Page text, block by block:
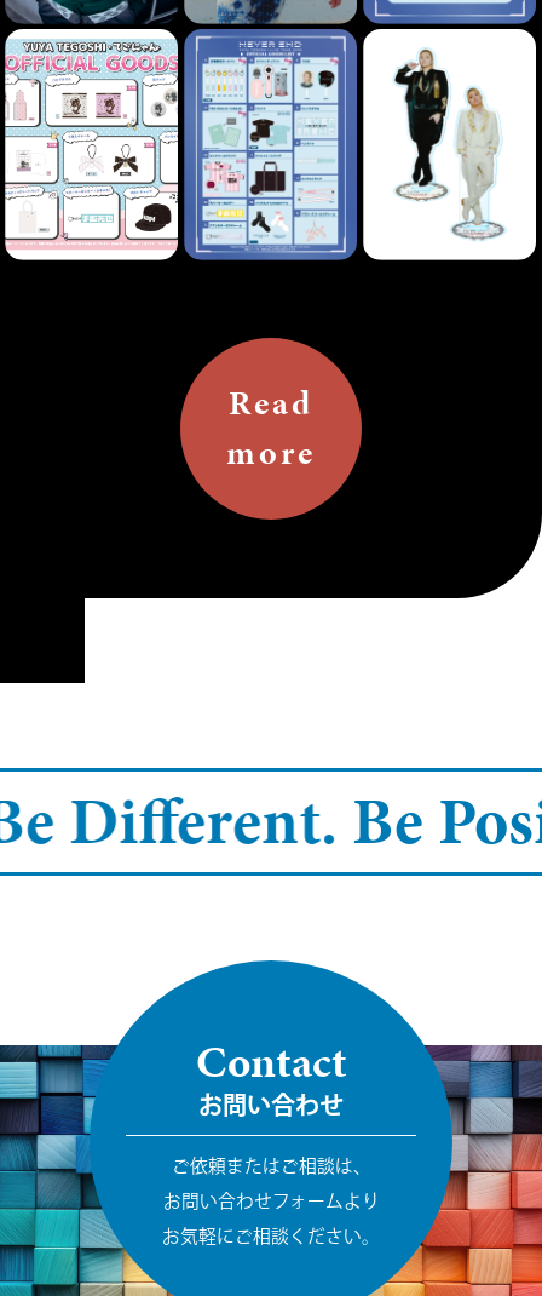
Read
more
Different.Be
Contact
お問い合わせ
ご依頼またはご相談は、
お問い合わせフォームより
お気軽にご相談ください。